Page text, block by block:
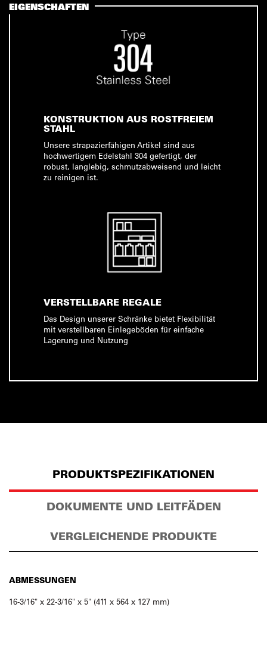
EIGENSCHAFTEN
KONSTRUKTION AUS ROSTFREIEM
STAHL
Unsere strapazierfähigen Artikel sind aus
hochwertigem Edelstahl 304 gefertigt, der
robust, langlebig, schmutzabweisend und leicht
zu reinigen ist.
VERSTELLBARE REGALE
Das Design unserer Schränke bietet Flexibilität
mit verstellbaren Einlegeböden für einfache
Lagerung und Nutzung
PRODUKTSPEZIFIKATIONEN
DOKUMENTE UND LEITFÄDEN
VERGLEICHENDE PRODUKTE
ABMESSUNGEN
16-3/16" x 22-3/16" x 5" (411 x 564 x 127 mm)